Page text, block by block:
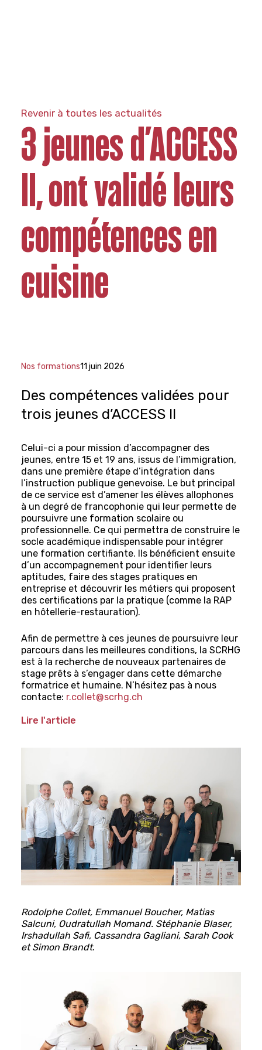
Revenir à toutes les actualités
3 jeunes d’ACCESS
II, ont validé leurs
compétences en
cuisine
Nos formations11 juin 2026
Des compétences validées pour
trois jeunes d’ACCESS II
Celui-ci a pour mission d’accompagner des
jeunes, entre 15 et 19 ans, issus de l’immigration,
dans une première étape d’intégration dans
l’instruction publique genevoise. Le but principal
de ce service est d’amener les élèves allophones
à un degré de francophonie qui leur permette de
poursuivre une formation scolaire ou
professionnelle. Ce qui permettra de construire le
socle académique indispensable pour intégrer
une formation certifiante. Ils bénéficient ensuite
d’un accompagnement pour identifier leurs
aptitudes, faire des stages pratiques en
entreprise et découvrir les métiers qui proposent
des certifications par la pratique (comme la RAP
en hôtellerie-restauration).
Afin de permettre à ces jeunes de poursuivre leur
parcours dans les meilleures conditions, la SCRHG
est à la recherche de nouveaux partenaires de
stage prêts à s’engager dans cette démarche
formatrice et humaine. N’hésitez pas à nous
contacte: r.collet@scrhg.ch
Lire l'article
Rodolphe Collet, Emmanuel Boucher, Matias
Salcuni, Oudratullah Momand. Stéphanie Blaser,
Irshadullah Safi, Cassandra Gagliani, Sarah Cook
et Simon Brandt.